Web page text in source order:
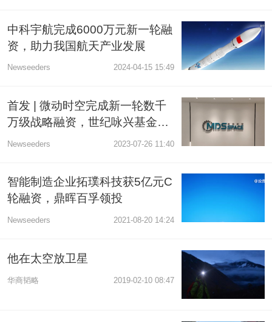
中科宇航完成6000万元新一轮融
资，助力我国航天产业发展
Newseeders 2024-04-15 15:49
首发 | 微动时空完成新一轮数千
万级战略融资，世纪咏兴基金和
新航城基金联合战投
Newseeders 2023-07-26 11:40
智能制造企业拓璞科技获5亿元C
轮融资，鼎晖百孚领投
Newseeders 2021-08-20 14:24
他在太空放卫星
华商韬略 2019-02-10 08:47